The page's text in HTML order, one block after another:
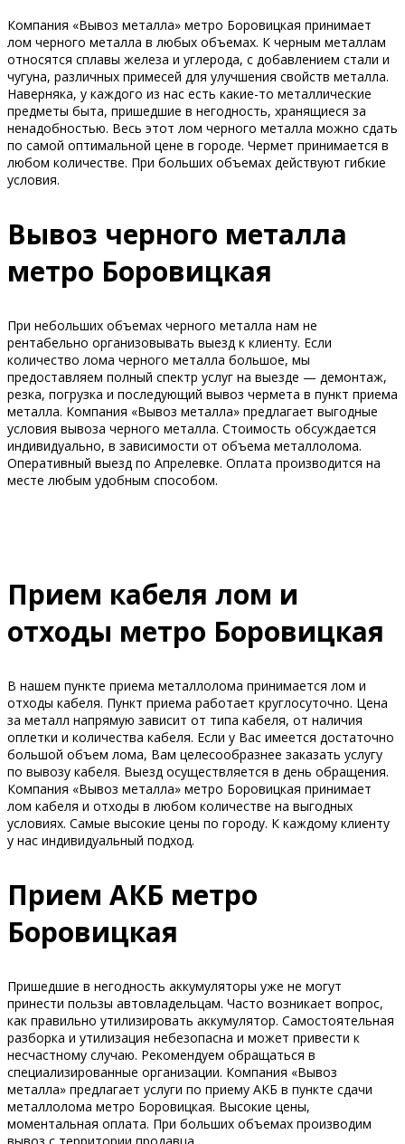
Компания «Вывоз металла» метро Боровицкая принимает
лом черного металла в любых объемах. К черным металлам
относятся сплавы железа и углерода, с добавлением стали и
чугуна, различных примесей для улучшения свойств металла.
Наверняка, у каждого из нас есть какие-то металлические
предметы быта, пришедшие в негодность, хранящиеся за
ненадобностью. Весь этот лом черного металла можно сдать
по самой оптимальной цене в городе. Чермет принимается в
любом количестве. При больших объемах действуют гибкие
условия.
Вывоз черного металла
метро Боровицкая
При небольших объемах черного металла нам не
рентабельно организовывать выезд к клиенту. Если
количество лома черного металла большое, мы
предоставляем полный спектр услуг на выезде — демонтаж,
резка, погрузка и последующий вывоз чермета в пункт приема
металла. Компания «Вывоз металла» предлагает выгодные
условия вывоза черного металла. Стоимость обсуждается
индивидуально, в зависимости от объема металлолома.
Оперативный выезд по Апрелевке. Оплата производится на
месте любым удобным способом.
Прием кабеля лом и
отходы метро Боровицкая
В нашем пункте приема металлолома принимается лом и
отходы кабеля. Пункт приема работает круглосуточно. Цена
за металл напрямую зависит от типа кабеля, от наличия
оплетки и количества кабеля. Если у Вас имеется достаточно
большой объем лома, Вам целесообразнее заказать услугу
по вывозу кабеля. Выезд осуществляется в день обращения.
Компания «Вывоз металла» метро Боровицкая принимает
лом кабеля и отходы в любом количестве на выгодных
условиях. Самые высокие цены по городу. К каждому клиенту
у нас индивидуальный подход.
Прием АКБ метро
Боровицкая
Пришедшие в негодность аккумуляторы уже не могут
принести пользы автовладельцам. Часто возникает вопрос,
как правильно утилизировать аккумулятор. Самостоятельная
разборка и утилизация небезопасна и может привести к
несчастному случаю. Рекомендуем обращаться в
специализированные организации. Компания «Вывоз
металла» предлагает услуги по приему АКБ в пункте сдачи
металлолома метро Боровицкая. Высокие цены,
моментальная оплата. При больших объемах производим